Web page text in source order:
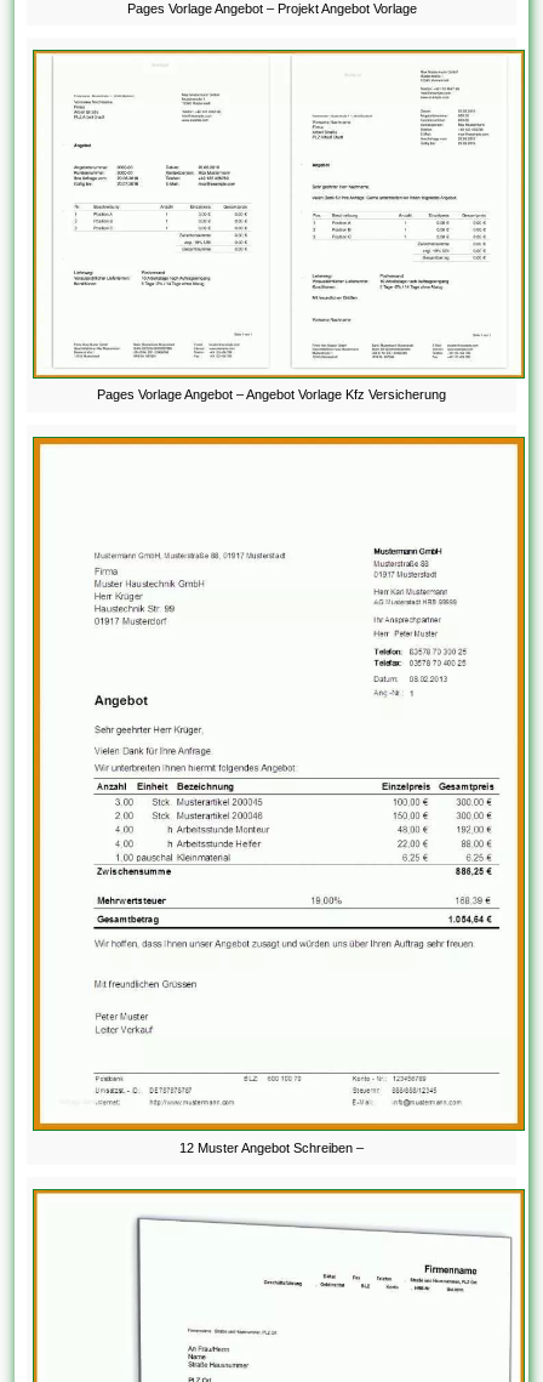
Pages Vorlage Angebot – Projekt Angebot Vorlage
Pages Vorlage Angebot – Angebot Vorlage Kfz Versicherung
12 Muster Angebot Schreiben –